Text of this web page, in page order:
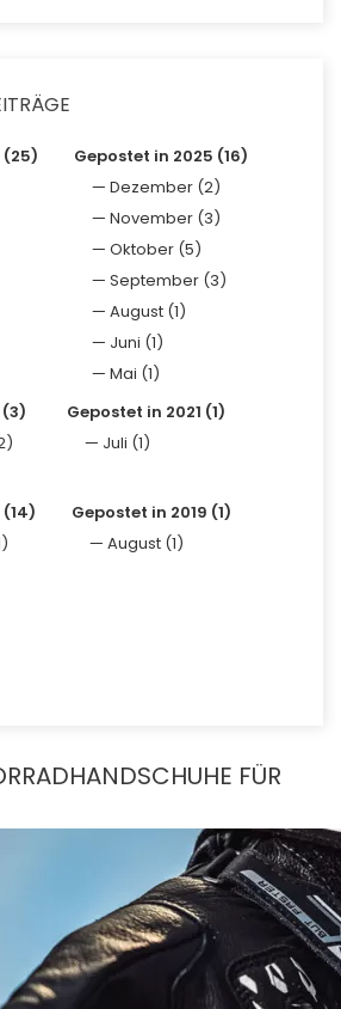
(25)
Gepostet in 2025 (16)
Dezember (2)
November (3)
Oktober (5)
September (3)
August (1)
Juni (1)
Mai (1)
Gepostet in 2021 (1)
Juli (1)
Gepostet in 2019 (1)
August (1)
FÜR